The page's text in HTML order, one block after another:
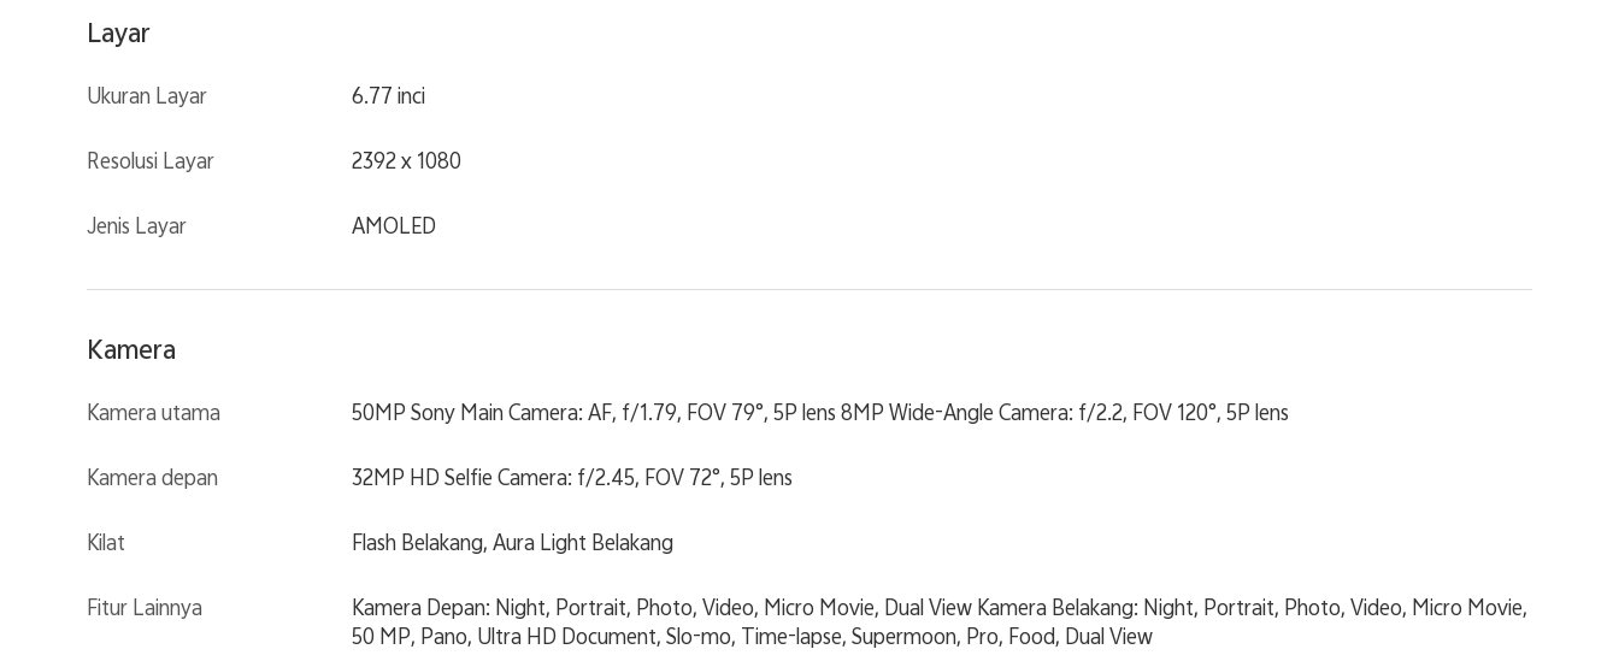
Layar
Ukuran Layar 6.77 inci
Resolusi Layar 2392 x 1080
Jenis Layar AMOLED
Kamera
Kamera utama 50MP Sony Main Camera: AF, f/1.79, FOV 79°, 5P lens 8MP Wide-Angle Camera: f/2.2, FOV 120°, 5P lens
Kamera depan 32MP HD Selfie Camera: f/2.45, FOV 72°, 5P lens
Kilat Flash Belakang, Aura Light Belakang
Fitur Lainnya
Kamera Depan: Night, Portrait, Photo, Video, Micro Movie, Dual View Kamera Belakang: Night, Portrait, Photo, Video, Micro Movie,
50 MP, Pano, Ultra HD Document, Slo-mo, Time-lapse, Supermoon, Pro, Food, Dual View